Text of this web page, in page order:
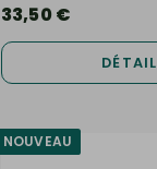
33,50 €
DÉTAIL
NOUVEAU